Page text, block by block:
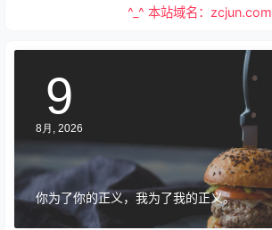
^_^ 本站域名：zcjun.com
9
8月, 2026
你为了你的正义，我为了我的正义。